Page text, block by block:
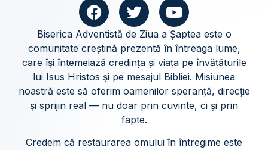
Biserica Adventistă de Ziua a Șaptea este o
comunitate creștină prezentă în întreaga lume,
care își întemeiază credința și viața pe învățăturile
lui Isus Hristos și pe mesajul Bibliei. Misiunea
noastră este să oferim oamenilor speranță, direcție
și sprijin real — nu doar prin cuvinte, ci și prin
fapte.
Credem că restaurarea omului în întregime este